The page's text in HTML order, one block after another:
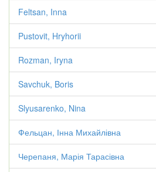
Feltsan, Inna
Pustovit, Hryhorii
Rozman, Iryna
Savchuk, Boris
Slyusarenko, Nina
Фельцан, Інна Михайлівна
Черепаня, Марія Тарасівна